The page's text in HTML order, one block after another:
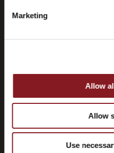
Marketing
Allow
Allow
Use